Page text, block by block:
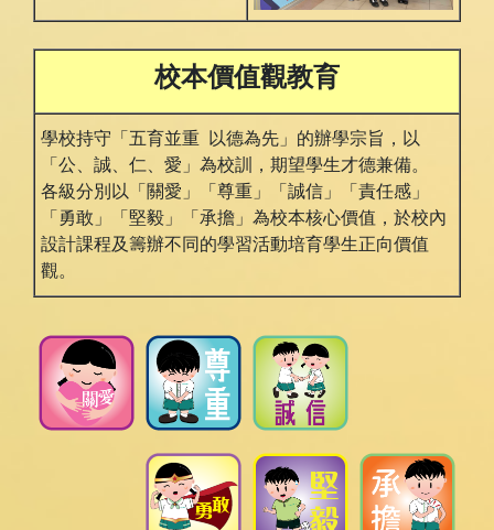
校本價值觀教育
學校持守「五育並重 以德為先」的辦學宗旨，以
「公、誠、仁、愛」為校訓，期望學生才德兼備。
各級分別以「關愛」「尊重」「誠信」「責任感」
「勇敢」「堅毅」「承擔」為校本核心價值，於校內
設計課程及籌辦不同的學習活動培育學生正向價值
觀。